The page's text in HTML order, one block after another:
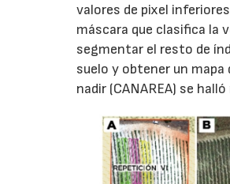
valores de pixel
máscara que clasifica la
segmentar el resto de
suelo y obtener un mapa
nadir (CANAREA) se